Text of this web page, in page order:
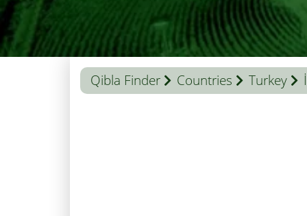
Qibla Finder Countries Turkey